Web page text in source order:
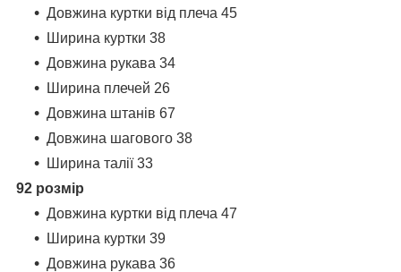
Довжина куртки від плеча 45
Ширина куртки 38
Довжина рукава 34
Ширина плечей 26
Довжина штанів 67
Довжина шагового 38
Ширина талії 33
92 розмір
Довжина куртки від плеча 47
Ширина куртки 39
Довжина рукава 36